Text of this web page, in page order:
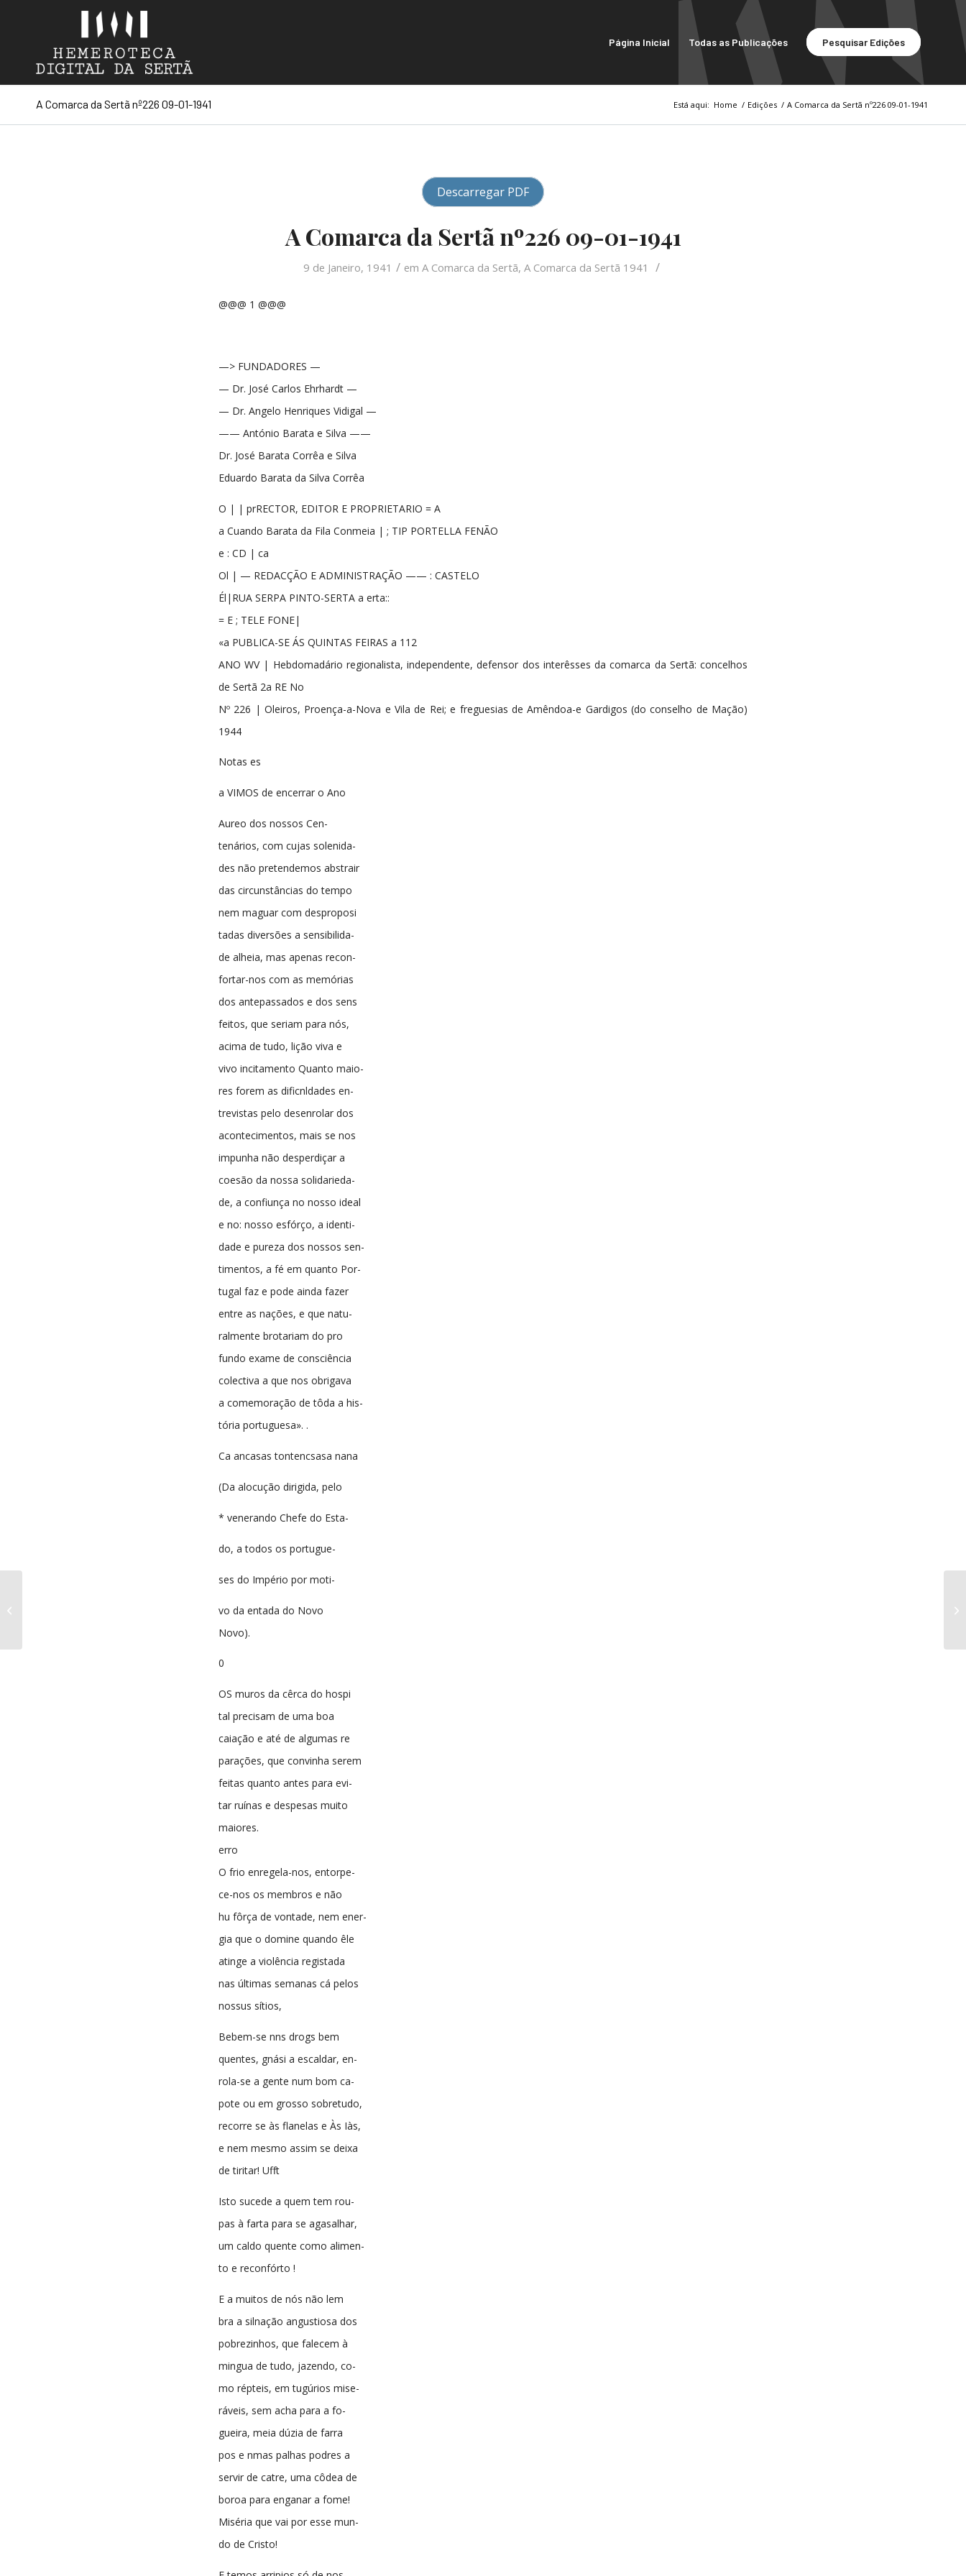
Página Inicial Todas as Publicações Pesquisar Edições
A Comarca da Sertã nº226 09-01-1941 Está aqui: Home / Edições / A Comarca da Sertã nº226 09-01-1941
Descarregar PDF
A Comarca da Sertã nº226 09-01-1941
9 de Janeiro, 1941 / em A Comarca da Sertã, A Comarca da Sertã 1941 /
@@@ 1 @@@
—> FUNDADORES —
— Dr. José Carlos Ehrhardt —
— Dr. Angelo Henriques Vidigal —
—— António Barata e Silva ——
Dr. José Barata Corrêa e Silva
Eduardo Barata da Silva Corrêa
O | | prRECTOR, EDITOR E PROPRIETARIO = A
a Cuando Barata da Fila Conmeia | ; TIP PORTELLA FENÃO
e : CD | ca
Ol | — REDACÇÃO E ADMINISTRAÇÃO —— : CASTELO
Él|RUA SERPA PINTO-SERTA a erta::
= E ; TELE FONE|
«a PUBLICA-SE ÁS QUINTAS FEIRAS a 112
ANO WV | Hebdomadário regionalista, independente, defensor dos interêsses da comarca da Sertã: concelhos
de Sertã 2a RE No
Nº 226 | Oleiros, Proença-a-Nova e Vila de Rei; e freguesias de Amêndoa-e Gardigos (do conselho de Mação)
1944
Notas es
a VIMOS de encerrar o Ano
Aureo dos nossos Cen-
tenários, com cujas solenida-
des não pretendemos abstrair
das circunstâncias do tempo
nem maguar com desproposi
tadas diversões a sensibilida-
de alheia, mas apenas recon-
fortar-nos com as memórias
dos antepassados e dos sens
feitos, que seriam para nós,
acima de tudo, lição viva e
vivo incitamento Quanto maio-
res forem as dificnldades en-
trevistas pelo desenrolar dos
acontecimentos, mais se nos
impunha não desperdiçar a
coesão da nossa solidarieda-
de, a confiunça no nosso ideal
e no: nosso esfórço, a identi-
dade e pureza dos nossos sen-
timentos, a fé em quanto Por-
tugal faz e pode ainda fazer
entre as nações, e que natu-
ralmente brotariam do pro
fundo exame de consciência
colectiva a que nos obrigava
a comemoração de tôda a his-
tória portuguesa». .
Ca ancasas tontencsasa nana
(Da alocução dirigida, pelo
* venerando Chefe do Esta-
do, a todos os portugue-
ses do Império por moti-
vo da entada do Novo
Novo).
0
OS muros da cêrca do hospi
tal precisam de uma boa
caiação e até de algumas re
parações, que convinha serem
feitas quanto antes para evi-
tar ruínas e despesas muito
maiores.
erro
O frio enregela-nos, entorpe-
ce-nos os membros e não
hu fôrça de vontade, nem ener-
gia que o domine quando êle
atinge a violência registada
nas últimas semanas cá pelos
nossus sítios,
Bebem-se nns drogs bem
quentes, gnási a escaldar, en-
rola-se a gente num bom ca-
pote ou em grosso sobretudo,
recorre se às flanelas e Às Iàs,
e nem mesmo assim se deixa
de tiritar! Ufft
Isto sucede a quem tem rou-
pas à farta para se agasalhar,
um caldo quente como alimen-
to e reconfórto !
E a muitos de nós não lem
bra a silnação angustiosa dos
pobrezinhos, que falecem à
mingua de tudo, jazendo, co-
mo répteis, em tugúrios mise-
ráveis, sem acha para a fo-
gueira, meia dúzia de farra
pos e nmas palhas podres a
servir de catre, uma côdea de
boroa para enganar a fome!
Miséria que vai por esse mun-
do de Cristo!